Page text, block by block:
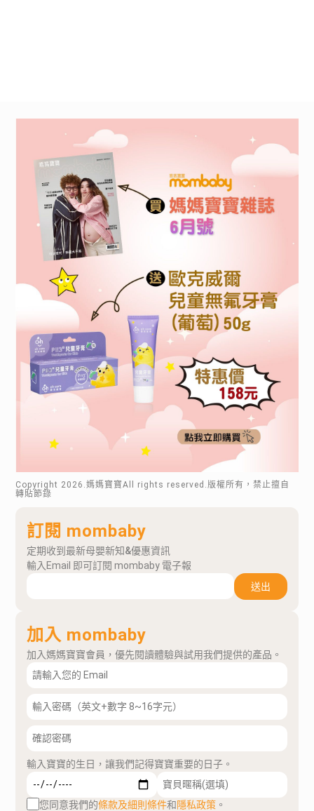
Copyright 2026 .媽媽寶寶All rights reserved.版權所有，禁止擅自
轉貼節錄
訂閱 mombaby
定期收到最新母嬰新知&優惠資訊
輸入Email 即可訂閱 mombaby 電子報
送出
加入 mombaby
加入媽媽寶寶會員，優先閱讀體驗與試用我們提供的產品。
輸入寶寶的生日，讓我們記得寶寶重要的日子。
您同意我們的條款及細則條件和隱私政策 。